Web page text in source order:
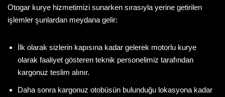
Otogar kurye hizmetimizi sunarken sırasıyla yerine getirilen
işlemler şunlardan meydana gelir:
İlk olarak sizlerin kapısına kadar gelerek motorlu kurye
olarak faaliyet gösteren teknik personelimiz tarafından
kargonuz teslim alınır.
Daha sonra kargonuz otobüsün bulunduğu lokasyona kadar